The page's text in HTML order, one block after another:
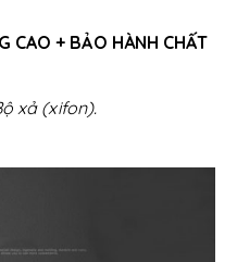
CAO + BẢO HÀNH CHẤT
xả (xifon).